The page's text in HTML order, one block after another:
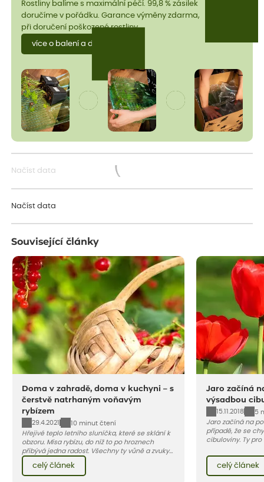
Rostliny balíme s maximální péčí. 99,8 % zásilek
doručíme v pořádku. Garance výměny zdarma,
při doručení poškozené rostliny.
více o balení a dopravě
Načíst data
Načíst data
Související články
Doma v zahradě, doma v kuchyni – s
čerstvě natrhaným voňavým
rybízem
29.4.2021
10 minut čtení
Hřejivé teplo letního sluníčka, které se sklání k
obzoru. Mísa rybízu, do níž to po hroznech
přibývá jedna radost. Všechny ty vůně a zvuky
červencové zahrady. Sklizeň rybízu do kuchyně
vnese neuvěřitelný klid a radost. A taky trochu
bezstarostnosti dětství při mlsání babiččina
celý článek
Jaro začíná
výsadbou
15.11.2018
5
Jaro začíná na
případě, že se
cibuloviny. Ty
přibližně v
začínáme s
podzim 2018 –
celý článek